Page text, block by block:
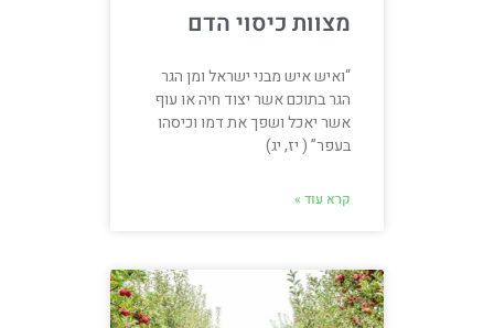
מצוות כיסוי הדם
“ואיש איש מבני ישראל ומן הגר
הגר בתוכם אשר יצוד חיה או עוף
אשר יאכל ושפך את דמו וכיסהו
בעפר” ( יז, יג)
קרא עוד »